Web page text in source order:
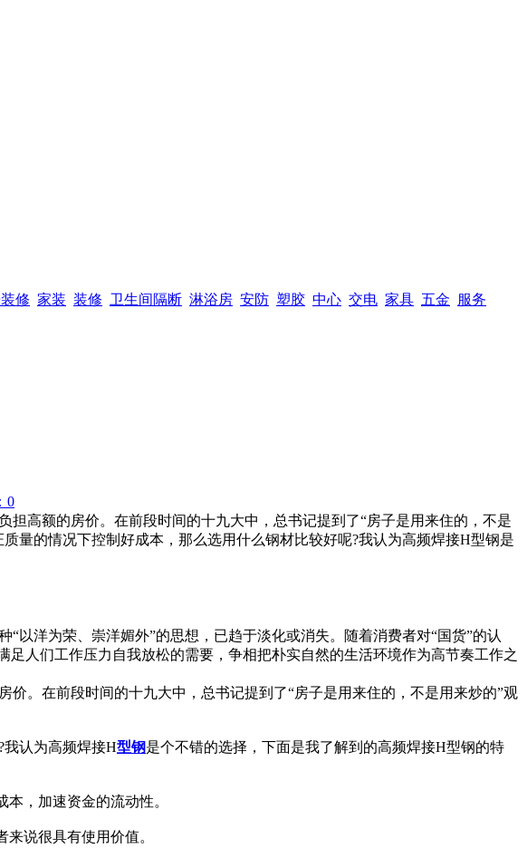
修 家装 装修 卫生间隔断 淋浴房 安防 塑胶 中心 交电 家具 五金 服务
0
高额的房价。在前段时间的十九大中，总书记提到了“房子是用来住的，不是
量的情况下控制好成本，那么选用什么钢材比较好呢?我认为高频焊接H型钢是
以洋为荣、崇洋媚外”的思想，已趋于淡化或消失。随着消费者对“国货”的认
人们工作压力自我放松的需要，争相把朴实自然的生活环境作为高节奏工作之
。在前段时间的十九大中，总书记提到了“房子是用来住的，不是用来炒的”观
认为高频焊接H型钢是个不错的选择，下面是我了解到的高频焊接H型钢的特
，加速资金的流动性。
说很具有使用价值。